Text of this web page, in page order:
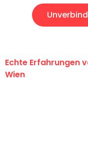
Echte Erfahrungen
Wien